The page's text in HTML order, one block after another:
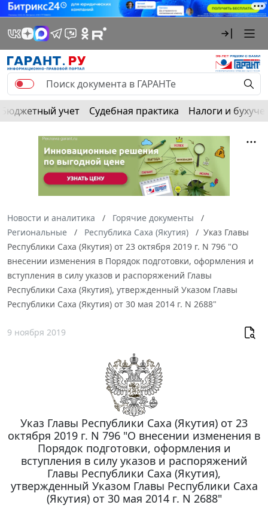
Бюджетный учет Судебная практика Налоги и
Новости и аналитика
Горячие документы
Региональные
Республика Саха (Якутия)
Указ Главы
Республики Саха (Якутия) от 23 октября 2019 г. N 796 "О
внесении изменения в Порядок подготовки, оформления и
вступления в силу указов и распоряжений Главы
Республики Саха (Якутия), утвержденный Указом Главы
Республики Саха (Якутия) от 30 мая 2014 г. N 2688"
9 ноября 2019
Указ Главы Республики Саха (Якутия) от 23
октября 2019 г. N 796 "О внесении изменения в
Порядок подготовки, оформления и
вступления в силу указов и распоряжений
Главы Республики Саха (Якутия),
утвержденный Указом Главы Республики Саха
(Якутия) от 30 мая 2014 г. N 2688"